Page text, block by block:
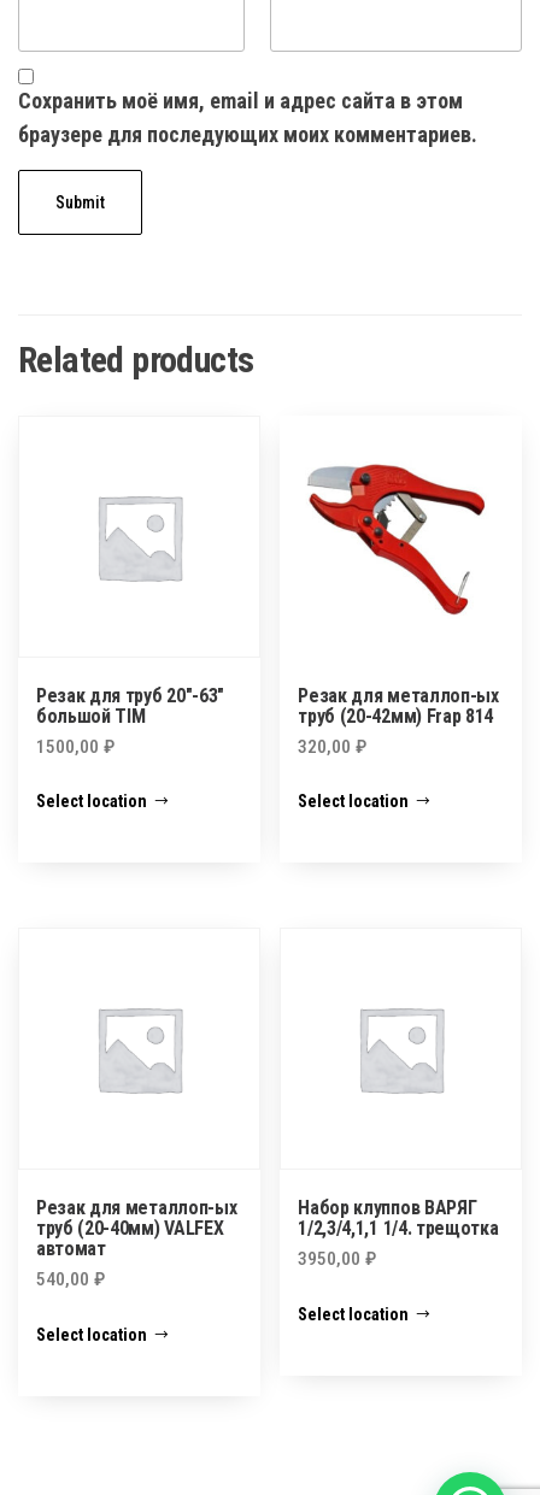
Сохранить моё имя, email и адрес сайта в этом
браузере для последующих моих комментариев.
Related products
Резак для труб 20″-63″
большой TIM
1500,00 ₽
Select location
Резак для металлоп-ых
труб (20-42мм) Frap 814
320,00₽
Select location
Резак для металлоп-ых
труб (20-40мм) VALFEX
автомат
540,00 ₽
Select location
Набор клуппов ВАРЯГ
1/2,3/4,1,1 1/4. трещотка
3950,00₽
Select location